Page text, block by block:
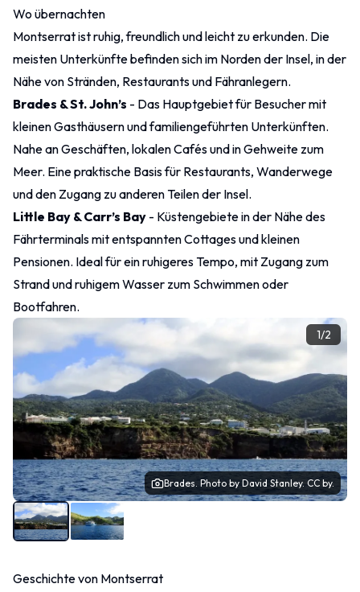
Wo übernachten
Montserrat ist ruhig, freundlich und leicht zu erkunden. Die
meisten Unterkünfte befinden sich im Norden der Insel, in der
Nähe von Stränden, Restaurants und Fähranlegern.
Brades & St. John’s - Das Hauptgebiet für Besucher mit
kleinen Gasthäusern und familiengeführten Unterkünften.
Nahe an Geschäften, lokalen Cafés und in Gehweite zum
Meer. Eine praktische Basis für Restaurants, Wanderwege
und den Zugang zu anderen Teilen der Insel.
Little Bay & Carr’s Bay - Küstengebiete in der Nähe des
Fährterminals mit entspannten Cottages und kleinen
Pensionen. Ideal für ein ruhigeres Tempo, mit Zugang zum
Strand und ruhigem Wasser zum Schwimmen oder
Bootfahren.
1/2
Brades. Photo by David Stanley. CC by.
Geschichte von Montserrat